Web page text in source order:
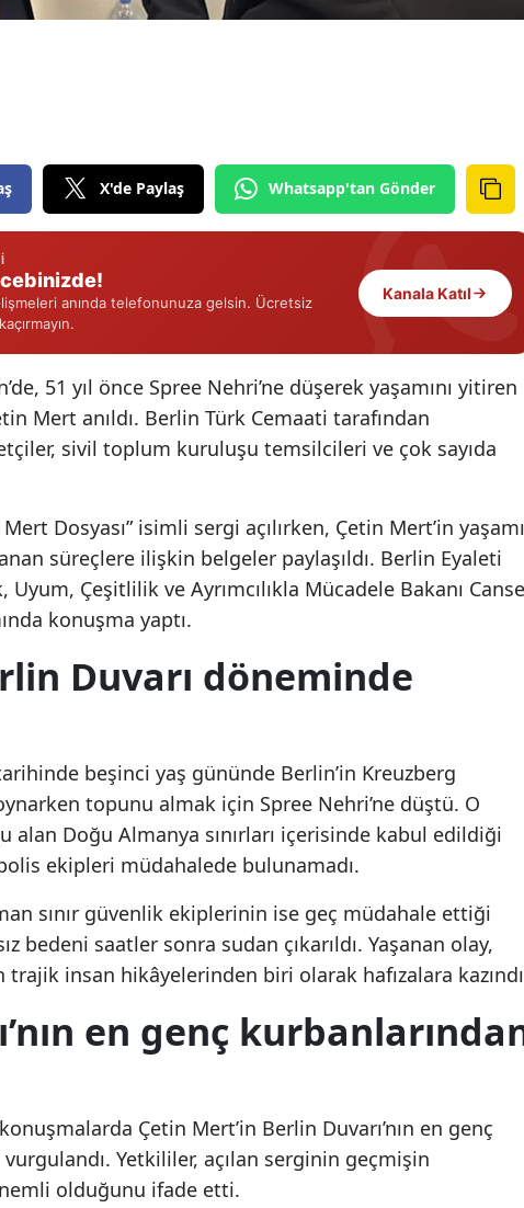
Edirne
Erzurum
Eskişehir
Giresun
Hakkari
Hatay
Mersin
İstanbul
İzmir
Kırklareli
Kırşehir
Konya
Kütahya
Manisa
Mardin
Muğla
X'de Paylaş Whatsapp'tan Gönder
anında telefonunuza gelsin. Ücretsiz
Kanala Katıl
51 yıl önce Spree Nehri’ne düşerek yaşamını yitiren
Mert anıldı. Berlin Türk Cemaati tarafından
sivil toplum kuruluşu temsilcileri ve çok sayıda
Dosyası” isimli sergi açılırken, Çetin Mert’in yaşamı
süreçlere ilişkin belgeler paylaşıldı. Berlin Eyaleti
Uyum, Çeşitlilik ve Ayrımcılıkla Mücadele Bakanı
konuşma yaptı.
Duvarı döneminde
beşinci yaş gününde Berlin’in Kreuzberg
topunu almak için Spree Nehri’ne düştü. O
Doğu Almanya sınırları içerisinde kabul edildiği
ekipleri müdahalede bulunamadı.
sınır güvenlik ekiplerinin ise geç müdahale ettiği
bedeni saatler sonra sudan çıkarıldı. Yaşanan olay,
insan hikâyelerinden biri olarak hafızalara
en genç
Çetin Mert’in Berlin Duvarı’nın en genç
Yetkililer, açılan serginin geçmişin
olduğunu ifade etti.
Beylikdüzü'nde şüpheli
ölüm: Kadın evinde ölü
Beylikdüzü'nde şüpheli
ölüm: Kadın evinde